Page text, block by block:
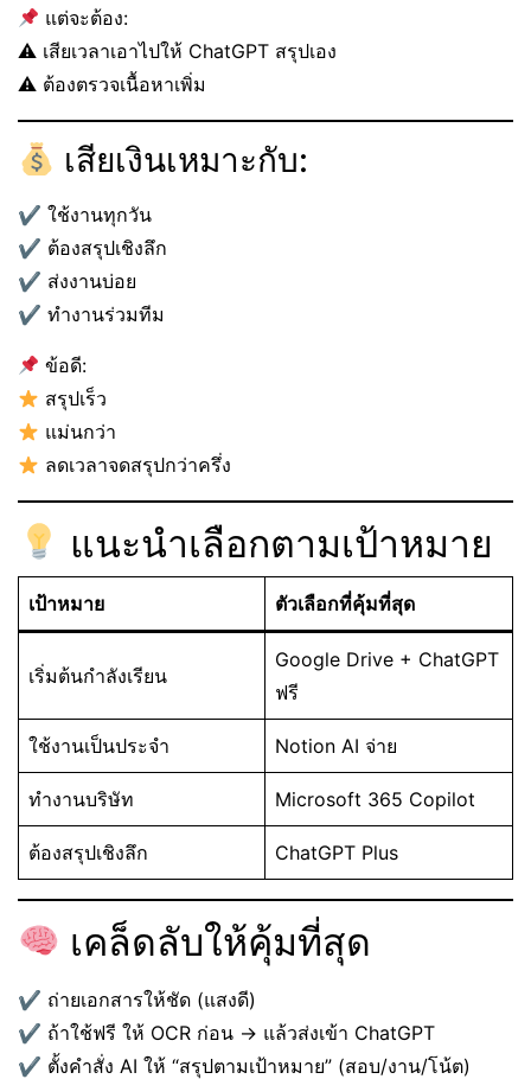
แต่จะต้อง:
⚠ เสียเวลาเอาไปให้ ChatGPT สรุปเอง
⚠ ต้องตรวจเนื้อหาเพิ่ม
เสียเงินเหมาะกับ:
✔ ใช้งานทุกวัน
✔ ต้องสรุปเชิงลึก
✔ ส่งงานบ่อย
✔ ทำงานร่วมทีม
ข้อดี:
สรุปเร็ว
แม่นกว่า
ลดเวลาจดสรุปกว่าครึ่ง
แนะนำเลือกตามเป้าหมาย
เป้าหมาย ตัวเลือกที่คุ้มที่สุด
เริ่มต้นกำลังเรียน
Google Drive + ChatGPT
ฟรี
ใช้งานเป็นประจำ Notion AI จ่าย
ทำงานบริษัท Microsoft 365 Copilot
ต้องสรุปเชิงลึก ChatGPT Plus
เคล็ดลับให้คุ้มที่สุด
✔ ถ่ายเอกสารให้ชัด (แสงดี)
✔ ถ้าใช้ฟรี ให้ OCR ก่อน → แล้วส่งเข้า ChatGPT
✔ ตั้งคำสั่ง AI ให้ “สรุปตามเป้าหมาย” (สอบ/งาน/โน้ต)